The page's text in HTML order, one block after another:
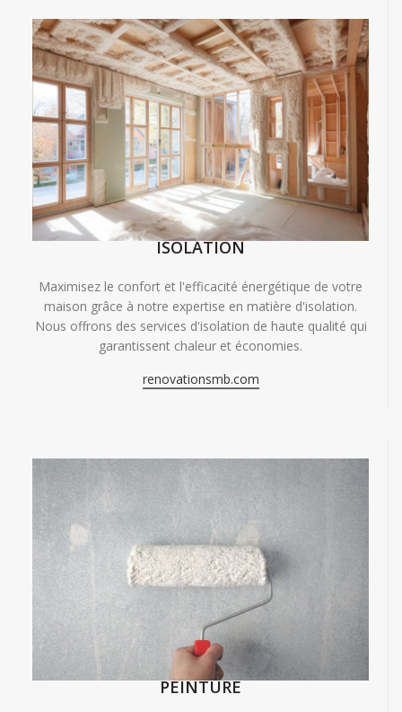
ISOLATION
Maximisez le confort et l'efficacité énergétique de votre
maison grâce à notre expertise en matière d'isolation.
Nous offrons des services d'isolation de haute qualité qui
garantissent chaleur et économies.
renovationsmb.com
PEINTURE